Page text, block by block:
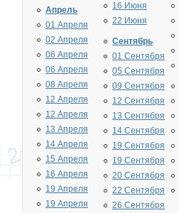
Апрель
01 Апреля
02 Апреля
06 Апреля
06 Апреля
08 Апреля
12 Апреля
12 Апреля
13 Апреля
14 Апреля
15 Апреля
16 Апреля
19 Апреля
19 Апреля
16 Июня
22 Июня
Сентябрь
01 Сентября
05 Сентября
09 Сентября
12 Сентября
13 Сентября
14 Сентября
19 Сентября
19 Сентября
20 Сентября
22 Сентября
26 Сентября